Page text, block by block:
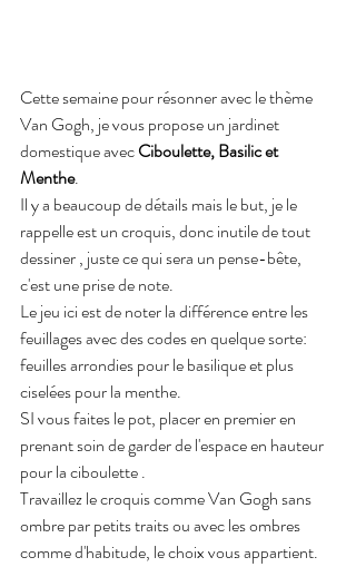
Cette semaine pour résonner avec le thème
Van Gogh, je vous propose un jardinet
domestique avec Ciboulette, Basilic et
Menthe.
Il y a beaucoup de détails mais le but, je le
rappelle est un croquis, donc inutile de tout
dessiner , juste ce qui sera un pense-bête,
c'est une prise de note.
Le jeu ici est de noter la différence entre les
feuillages avec des codes en quelque sorte:
feuilles arrondies pour le basilique et plus
ciselées pour la menthe.
SI vous faites le pot, placer en premier en
prenant soin de garder de l'espace en hauteur
pour la ciboulette .
Travaillez le croquis comme Van Gogh sans
ombre par petits traits ou avec les ombres
comme d'habitude, le choix vous appartient.